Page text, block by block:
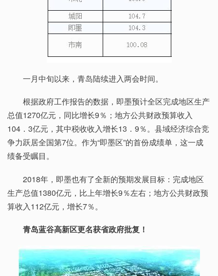
一月中旬以来，青岛陆续进入两会时间。
根据政府工作报告的数据，即墨预计全区完成地区生产
总值1270亿元，同比增长9％；地方公共财政预算收入
104．3亿元，其中税收收入增长13．9％。县域经济综合竞
争力跃居全国第7位。作为“即墨区”的首份成绩单，这一成
绩备受瞩目。
2018年，即墨也有了全新的预期发展目标：完成地区
生产总值1380亿元，比上年增长9％左右；地方公共财政预
算收入112亿元，增长7％。
青岛蓝谷高新区更名获省政府批复！